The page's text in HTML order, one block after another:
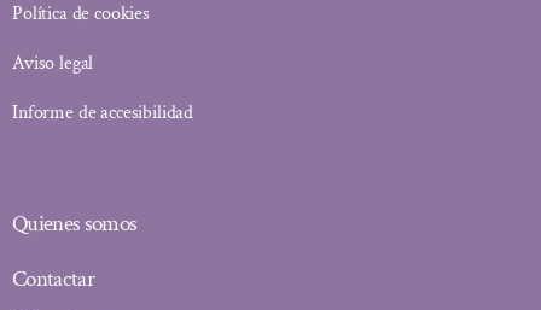
Política de cookies
Aviso legal
Informe de accesibilidad
Quienes somos
Contactar